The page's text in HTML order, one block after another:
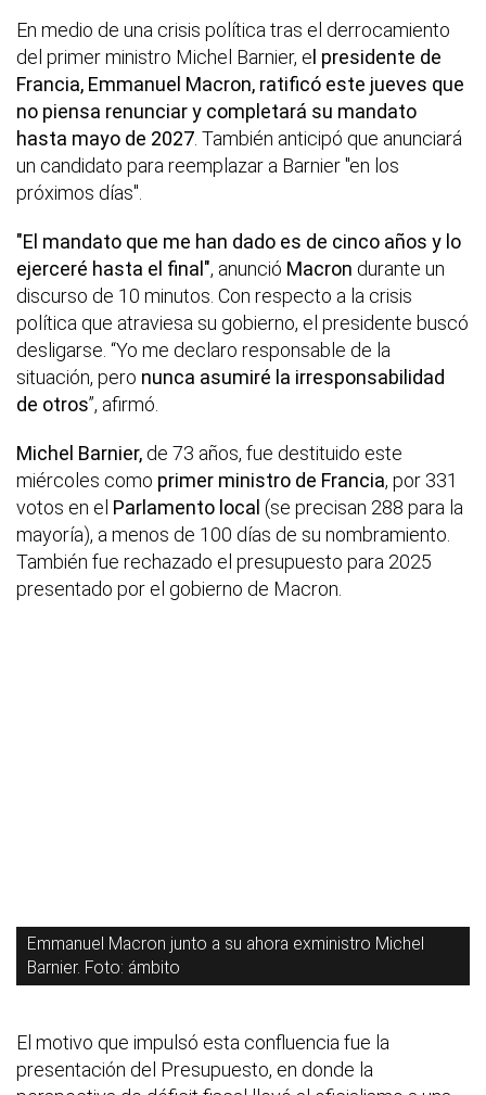
En medio de una crisis política tras el derrocamiento
del primer ministro Michel Barnier, el presidente de
Francia, Emmanuel Macron, ratificó este jueves que
no piensa renunciar y completará su mandato
hasta mayo de 2027 . También anticipó que anunciará
un candidato para reemplazar a Barnier "en los
próximos días".
"El mandato que me han dado es de cinco años y lo
ejerceré hasta el final", anunció Macron durante un
discurso de 10 minutos. Con respecto a la crisis
política que atraviesa su gobierno, el presidente buscó
desligarse. “Yo me declaro responsable de la
situación, pero nunca asumiré la irresponsabilidad
de otros”, afirmó.
Michel Barnier, de 73 años, fue destituido este
miércoles como primer ministro de Francia, por 331
votos en el Parlamento local (se precisan 288 para la
mayoría), a menos de 100 días de su nombramiento.
También fue rechazado el presupuesto para 2025
presentado por el gobierno de Macron.
Emmanuel Macron junto a su ahora exministro Michel
Barnier. Foto: ámbito
El motivo que impulsó esta confluencia fue la
presentación del Presupuesto, en donde la